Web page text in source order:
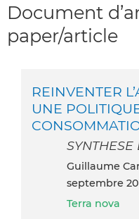
Document
paper/article
REINVENTER
UNE
Guillaume
septembre
Terra nova